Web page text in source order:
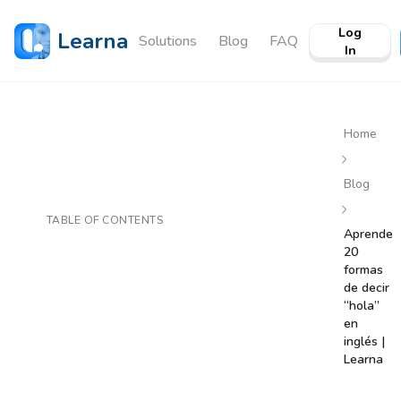
Learna Solutions Blog FAQ
Log
In
TABLE OF CONTENTS
Home
Blog
Aprende
20
formas
de decir
“hola”
en
inglés |
Learna